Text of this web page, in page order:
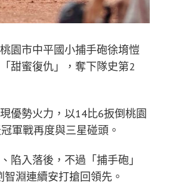
園市中平國小捕手砲徐堉愷
甜蜜復仇」，奪下隊史第2
優勢火力，以14比6扳倒桃園
軍戰再度與三星碰頭。
陷入落後，不過「捕手砲」
淵連續安打搶回領先。